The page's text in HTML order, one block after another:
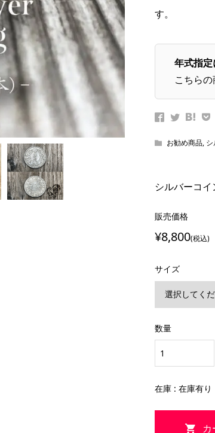
す。
年式指
こちら
お勧め商品,
シルバーコ
販売価格
¥8,800(税込)
サイズ
数量
在庫 : 在庫有り